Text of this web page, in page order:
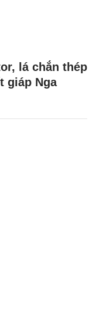
lá chắn thép
giáp Nga